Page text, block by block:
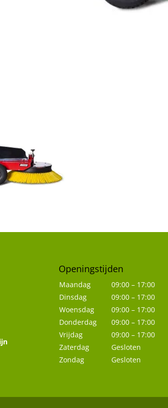
Openingstijden
Maandag
09:00 – 17:00
Dinsdag
09:00 – 17:00
Woensdag
09:00 – 17:00
Donderdag
09:00 – 17:00
Vrijdag
09:00 – 17:00
Zaterdag
Gesloten
Zondag
Gesloten